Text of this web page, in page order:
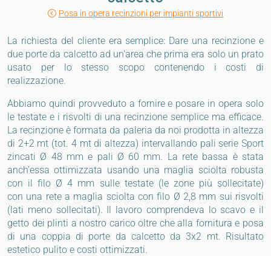
Posa in opera recinzioni per impianti sportivi
La richiesta del cliente era semplice: Dare una recinzione e
due porte da calcetto ad un'area che prima era solo un prato
usato per lo stesso scopo contenendo i costi di
realizzazione.
Abbiamo quindi provveduto a fornire e posare in opera solo
le testate e i risvolti di una recinzione semplice ma efficace.
La recinzione è formata da paleria da noi prodotta in altezza
di 2+2 mt (tot. 4 mt di altezza) intervallando pali serie Sport
zincati Ø 48 mm e pali Ø 60 mm. La rete bassa è stata
anch'essa ottimizzata usando una maglia sciolta robusta
con il filo Ø 4 mm sulle testate (le zone più sollecitate)
con una rete a maglia sciolta con filo Ø 2,8 mm sui risvolti
(lati meno sollecitati). Il lavoro comprendeva lo scavo e il
getto dei plinti a nostro carico oltre che alla fornitura e posa
di una coppia di porte da calcetto da 3x2 mt. Risultato
estetico pulito e costi ottimizzati.